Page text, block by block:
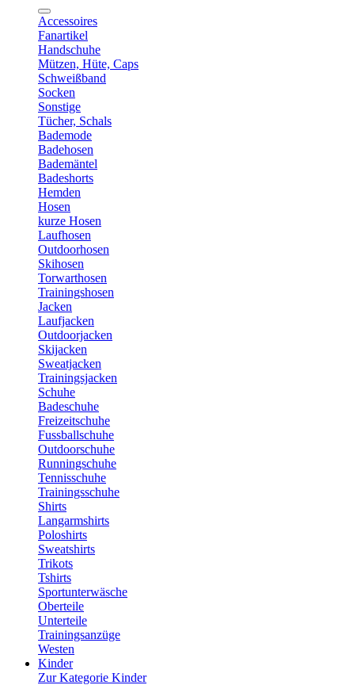
Accessoires
Fanartikel
Handschuhe
Mützen, Hüte, Caps
Schweißband
Socken
Sonstige
Tücher, Schals
Bademode
Badehosen
Bademäntel
Badeshorts
Hemden
Hosen
kurze Hosen
Laufhosen
Outdoorhosen
Skihosen
Torwarthosen
Trainingshosen
Jacken
Laufjacken
Outdoorjacken
Skijacken
Sweatjacken
Trainingsjacken
Schuhe
Badeschuhe
Freizeitschuhe
Fussballschuhe
Outdoorschuhe
Runningschuhe
Tennisschuhe
Trainingsschuhe
Shirts
Langarmshirts
Poloshirts
Sweatshirts
Trikots
Tshirts
Sportunterwäsche
Oberteile
Unterteile
Trainingsanzüge
Westen
Kinder
Zur Kategorie Kinder